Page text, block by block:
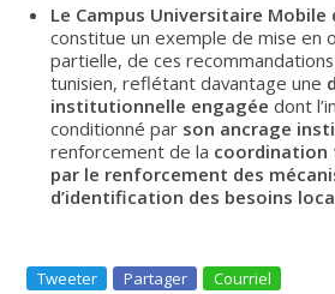
Le Campus Universitaire Mobile
constitue un exemple de mise en
partielle, de ces
tunisien, reflétant davantage une
institutionnelle engagéedont
conditionné par son ancrage
renforcement de la
par le renforcement des
d’identification des besoins
Tweeter Partager Courriel